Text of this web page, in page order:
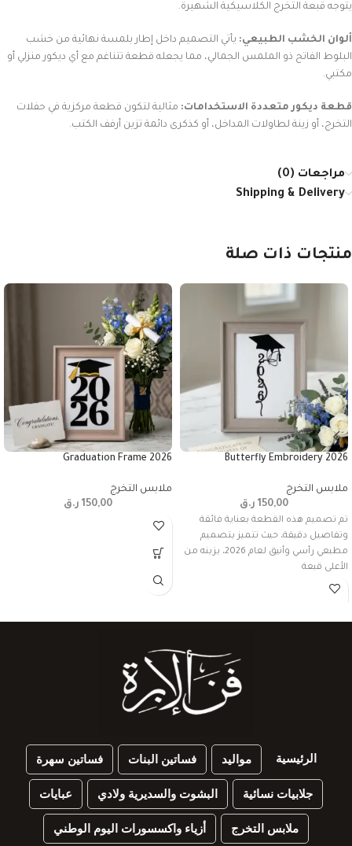
يتوجه قبعة التخرج الكلاسيكية الشهيرة.
ألوان الخشب الطبيعي: يأتي التصميم داخل إطار بلمسة نهائية من خشب
البلوط الفاتح ذو الملمس الجمالي، مما يجعله قطعة تتناغم مع أي ديكور منزلي أو
مكتبي.
قطعة ديكور متعددة الاستخدامات: مثالية لتكون قطعة مركزية في حفلات
التخرج، أو زينة لطاولات المداخل، أو كذكرى دائمة تزين أرفف الكتب.
مراجعات (0)
Shipping & Delivery
منتجات ذات صلة
2026 Butterfly Embroidery
ملابس التخرج
150,00 ر.ق
تم تصميم هذه القطعة بعناية فائقة
وتفاصيل دقيقة، حيث تتميز بتصميم
مطبعي رأسي وأنيق لعام 2026، يزينه من
الأعلى قبعة
2026 Graduation Frame
ملابس التخرج
150,00 ر.ق
الرئيسية مواليد فساتين البنات فساتين سهرة
جلابيات نسائية البشوت والسديرية ولادي عبايات
ملابس التخرج أزياء واكسسورات اليوم الوطني